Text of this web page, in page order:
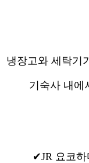
냉장고와 세탁기
기숙사 내에
✔JR 요코